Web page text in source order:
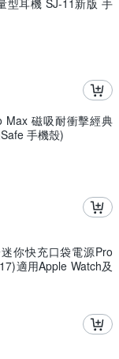
型耳機 SJ-11新版 手
Max 磁吸耐衝擊經典
手機殼)
你快充口袋電源Pro
適用Apple Watch及